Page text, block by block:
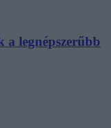
legnépszerűbb